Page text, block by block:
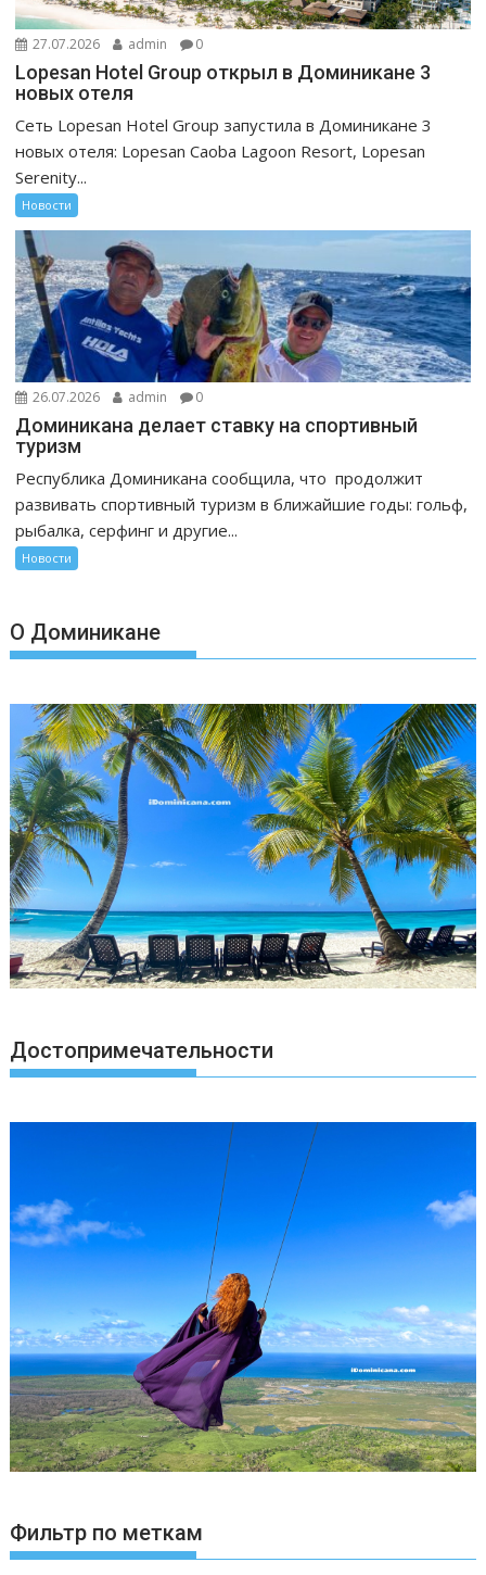
27.07.2026 admin 0
Lopesan Hotel Group открыл в Доминикане 3
новых отеля
Сеть Lopesan Hotel Group запустила в Доминикане 3
новых отеля: Lopesan Caoba Lagoon Resort, Lopesan
Serenity...
Новости
26.07.2026 admin 0
Доминикана делает ставку на спортивный
туризм
Республика Доминикана сообщила, что продолжит
развивать спортивный туризм в ближайшие годы: гольф,
рыбалка, серфинг и другие...
Новости
О Доминикане
Достопримечательности
Фильтр по меткам